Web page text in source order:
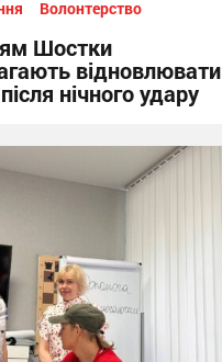
Волонтерство
Шостки
відновлювати
нічного удару